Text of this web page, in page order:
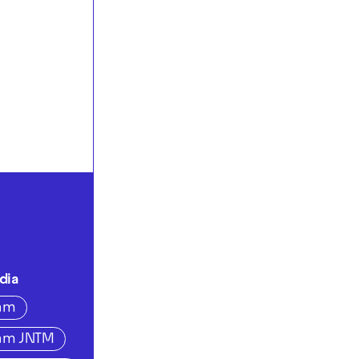
JNTM